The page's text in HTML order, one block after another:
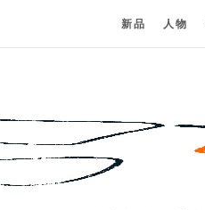
新品 人物